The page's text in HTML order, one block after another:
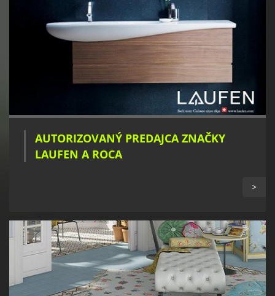
AUTORIZOVANÝ PREDAJCA ZNAČKY
LAUFEN A ROCA
>